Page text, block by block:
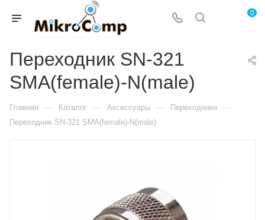
0
Переходник SN-321
SMA(female)-N(male)
Главная — Каталог — Аксессуары — Переходники —
Переходник SN-321 SMA(female)-N(male)